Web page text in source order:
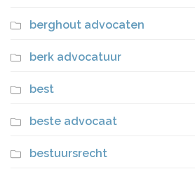
berghout advocaten
berk advocatuur
best
beste advocaat
bestuursrecht